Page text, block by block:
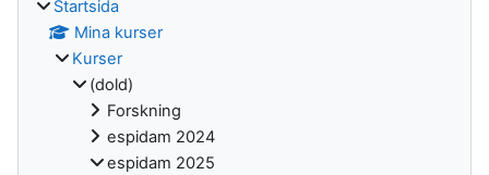
Startsida
Mina kurser
Kurser
(dold)
Forskning
espidam 2024
espidam 2025